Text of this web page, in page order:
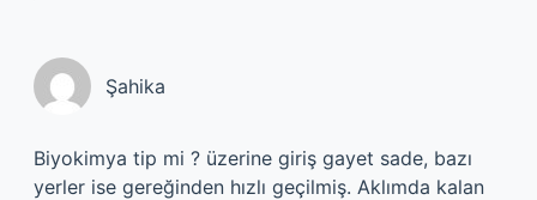
Şahika
Biyokimya tip mi ? üzerine giriş gayet sade, bazı
yerler ise gereğinden hızlı geçilmiş. Aklımda kalan